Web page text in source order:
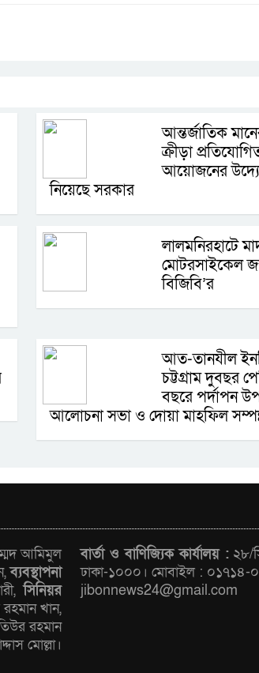
আন্তর্জাতিক
ক্রীড়া
আয়োজনের
নিয়েছে সরকার
লালমনিরহাটে
মোটরসাইকেল
বিজিবি’র
আত-তানযীল
চট্টগ্রাম দুবছর
বছরে পর্দাপন
আলোচনা সভা ও দোয়া মাহফিল
আমিমুল
ব্যবস্থাপনা
সিনিয়র
খান,
রহমান
মোল্লা।
বার্তা ও বাণিজ্যিক কার্যালয় : ২৮/
ঢাকা-১০০০। মোবাইল : ০১৭১৪-
jibonnews24@gmail.com